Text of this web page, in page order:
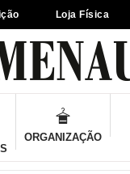
Loja Física
ORGANIZAÇÃO